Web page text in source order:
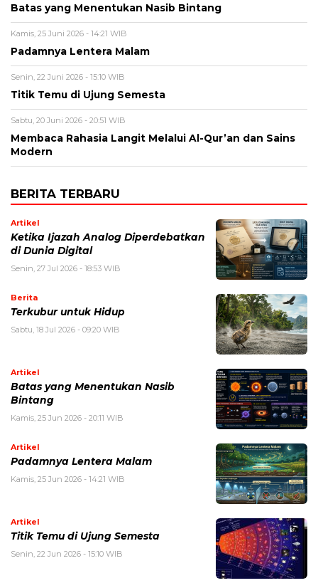
Batas yang Menentukan Nasib Bintang
Kamis, 25 Juni 2026 - 14:21 WIB
Padamnya Lentera Malam
Senin, 22 Juni 2026 - 15:10 WIB
Titik Temu di Ujung Semesta
Sabtu, 20 Juni 2026 - 20:51 WIB
Membaca Rahasia Langit Melalui Al-Qur’an dan Sains
Modern
BERITA TERBARU
Artikel
Ketika Ijazah Analog Diperdebatkan
di Dunia Digital
Senin, 27 Jul 2026 - 18:53 WIB
Berita
Terkubur untuk Hidup
Sabtu, 18 Jul 2026 - 09:20 WIB
Artikel
Batas yang Menentukan Nasib
Bintang
Kamis, 25 Jun 2026 - 20:11 WIB
Artikel
Padamnya Lentera Malam
Kamis, 25 Jun 2026 - 14:21 WIB
Artikel
Titik Temu di Ujung Semesta
Senin, 22 Jun 2026 - 15:10 WIB